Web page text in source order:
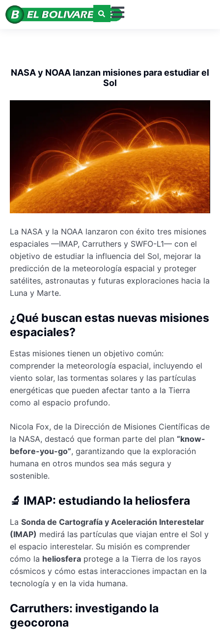
NASA y NOAA lanzan misiones para estudiar el
Sol
La NASA y la NOAA lanzaron con éxito tres misiones
espaciales —IMAP, Carruthers y SWFO-L1— con el
objetivo de estudiar la influencia del Sol, mejorar la
predicción de la meteorología espacial y proteger
satélites, astronautas y futuras exploraciones hacia la
Luna y Marte.
¿Qué buscan estas nuevas misiones
espaciales?
Estas misiones tienen un objetivo común:
comprender la meteorología espacial, incluyendo el
viento solar, las tormentas solares y las partículas
energéticas que pueden afectar tanto a la Tierra
como al espacio profundo.
Nicola Fox, de la Dirección de Misiones Científicas de
la NASA, destacó que forman parte del plan “know-
before-you-go”, garantizando que la exploración
humana en otros mundos sea más segura y
sostenible.
🔬 IMAP: estudiando la heliosfera
La Sonda de Cartografía y Aceleración Interestelar
(IMAP) medirá las partículas que viajan entre el Sol y
el espacio interestelar. Su misión es comprender
cómo la heliosfera protege a la Tierra de los rayos
cósmicos y cómo estas interacciones impactan en la
tecnología y en la vida humana.
Carruthers: investigando la
geocorona